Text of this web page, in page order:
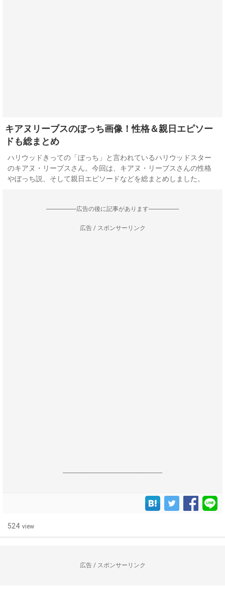
キアヌリーブスのぼっち画像！性格＆親日エピソー
ドも総まとめ
ハリウッドきっての「ぼっち」と言われているハリウッドスター
のキアヌ・リーブスさん。今回は、キアヌ・リーブスさんの性格
やぼっち説、そして親日エピソードなどを総まとめしました。
--------------------広告の後に記事があります--------------------
広告 / スポンサーリンク
------------------------------------------------------------------
524 view
広告 / スポンサーリンク